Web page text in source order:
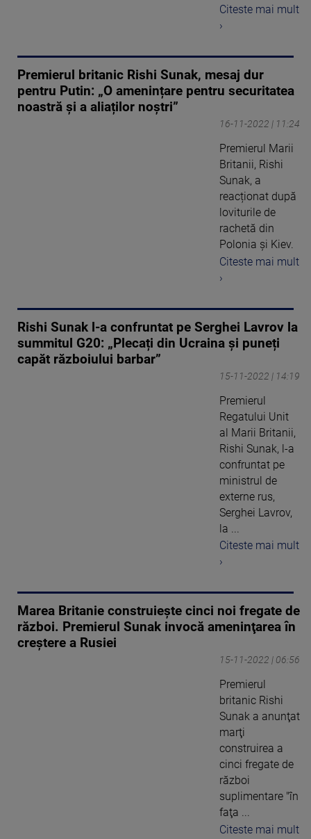
Citeste mai mult
›
Premierul britanic Rishi Sunak, mesaj dur
pentru Putin: „O amenințare pentru securitatea
noastră și a aliaților noștri”
16-11-2022 | 11:24
Premierul Marii
Britanii, Rishi
Sunak, a
reacționat după
loviturile de
rachetă din
Polonia și Kiev.
Citeste mai mult
›
Rishi Sunak l-a confruntat pe Serghei Lavrov la
summitul G20: „Plecați din Ucraina și puneți
capăt războiului barbar”
15-11-2022 | 14:19
Premierul
Regatului Unit
al Marii Britanii,
Rishi Sunak, l-a
confruntat pe
ministrul de
externe rus,
Serghei Lavrov,
la ...
Citeste mai mult
›
Marea Britanie construiește cinci noi fregate de
război. Premierul Sunak invocă ameninţarea în
creştere a Rusiei
15-11-2022 | 06:56
Premierul
britanic Rishi
Sunak a anunţat
marţi
construirea a
cinci fregate de
război
suplimentare "în
faţa ...
Citeste mai mult